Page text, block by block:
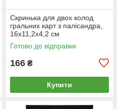
Скринька для двох колод
гральних карт з палісандра,
16х11,2х4,2 см
Готово до відправки
166 ₴
Купити